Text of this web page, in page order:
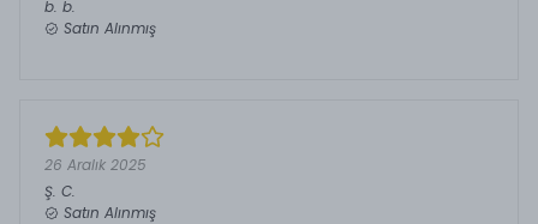
b. b.
Satın Alınmış
26 Aralık 2025
Ş. C.
Satın Alınmış